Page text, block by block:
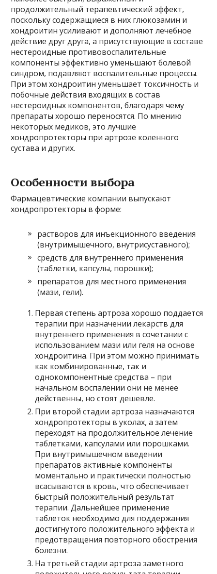
продолжительный терапевтический эффект,
поскольку содержащиеся в них глюкозамин и
хондроитин усиливают и дополняют лечебное
действие друг друга, а присутствующие в составе
нестероидные противовоспалительные
компоненты эффективно уменьшают болевой
синдром, подавляют воспалительные процессы.
При этом хондроитин уменьшает токсичность и
побочные действия входящих в состав
нестероидных компонентов, благодаря чему
препараты хорошо переносятся. По мнению
некоторых медиков, это лучшие
хондропротекторы при артрозе коленного
сустава и других.
Особенности выбора
Фармацевтические компании выпускают
хондропротекторы в форме:
растворов для инъекционного введения
(внутримышечного, внутрисуставного);
средств для внутреннего применения
(таблетки, капсулы, порошки);
препаратов для местного применения
(мази, гели).
Первая степень артроза хорошо поддается
терапии при назначении лекарств для
внутреннего применения в сочетании с
использованием мази или геля на основе
хондроитина. При этом можно принимать
как комбинированные, так и
однокомпонентные средства – при
начальном воспалении они не менее
действенны, но стоят дешевле.
При второй стадии артроза назначаются
хондропротекторы в уколах, а затем
переходят на продолжительное лечение
таблетками, капсулами или порошками.
При внутримышечном введении
препаратов активные компоненты
моментально и практически полностью
всасываются в кровь, что обеспечивает
быстрый положительный результат
терапии. Дальнейшее применение
таблеток необходимо для поддержания
достигнутого положительного эффекта и
предотвращения повторного обострения
болезни.
На третьей стадии артроза заметного